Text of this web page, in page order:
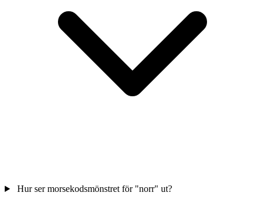
Hur ser morsekodsmönstret för "norr" ut?